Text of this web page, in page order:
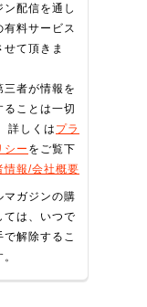
ン配信を通し
料サービス
て頂きま
三者が情報を
ることは一切
詳しくは プラ
シー をご覧下
情報/会社概要
マガジンの購
ては、いつで
で解除するこ